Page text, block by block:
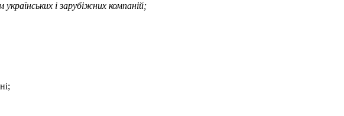
і зарубіжних компаній;